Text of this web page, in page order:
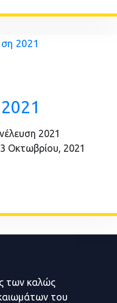
2021
Οκτωβρίου, 2021
των καλώς
του